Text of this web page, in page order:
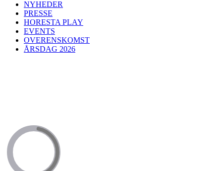
NYHEDER
PRESSE
HORESTA PLAY
EVENTS
OVERENSKOMST
ÅRSDAG 2026